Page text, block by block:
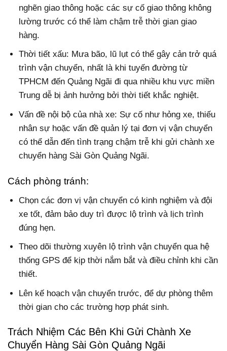
nghẽn giao thông hoặc các sự cố giao thông không
lường trước có thể làm chậm trễ thời gian giao
hàng.
Thời tiết xấu: Mưa bão, lũ lụt có thể gây cản trở quá
trình vận chuyển, nhất là khi tuyến đường từ
TPHCM đến Quảng Ngãi đi qua nhiều khu vực miền
Trung dễ bị ảnh hưởng bởi thời tiết khắc nghiệt.
Vấn đề nội bộ của nhà xe: Sự cố như hỏng xe, thiếu
nhân sự hoặc vấn đề quản lý tại đơn vị vận chuyển
có thể dẫn đến tình trạng chậm trễ khi gửi chành xe
chuyển hàng Sài Gòn Quảng Ngãi.
Cách phòng tránh:
Chọn các đơn vị vận chuyển có kinh nghiệm và đội
xe tốt, đảm bảo duy trì được lộ trình và lịch trình
đúng hẹn.
Theo dõi thường xuyên lộ trình vận chuyển qua hệ
thống GPS để kịp thời nắm bắt và điều chỉnh khi cần
thiết.
Lên kế hoạch vận chuyển trước, để dự phòng thêm
thời gian cho các trường hợp phát sinh.
Trách Nhiệm Các Bên Khi Gửi Chành Xe
Chuyển Hàng Sài Gòn Quảng Ngãi